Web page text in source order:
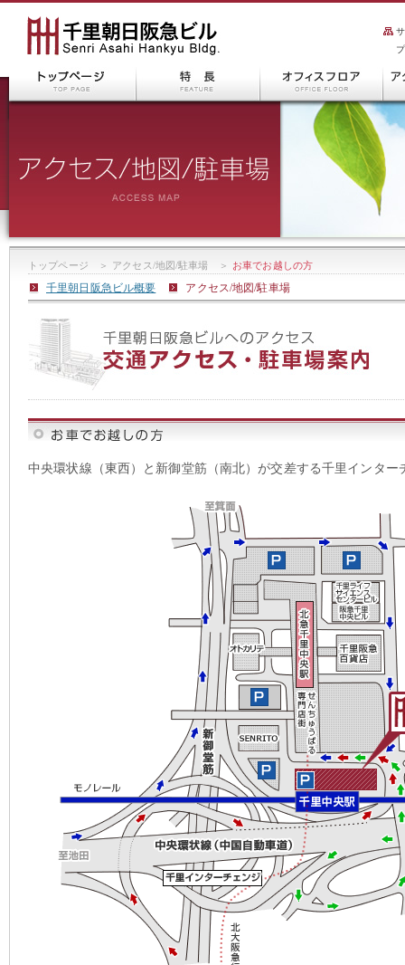
プ
トップページ ＞ アクセス/地図/駐車場 ＞ お車でお越しの方
千里朝日阪急ビル概要 アクセス/地図/駐車場
中央環状線（東西）と新御堂筋（南北）が交差する千里インター